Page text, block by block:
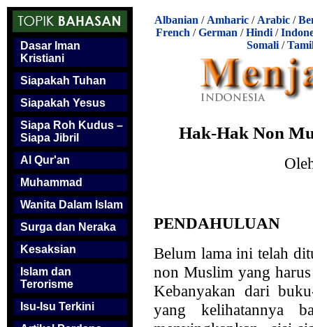
Dasar Iman
Kristiani
Siapakah Tuhan
Siapakah Yesus
Siapa Roh Kudus –
Siapa Jibril
Al Qur'an
Muhammad
Wanita Dalam Islam
Surga dan Neraka
Kesaksian
Islam dan
Terorisme
Isu-Isu Terkini
Albanian / Amharic / Arabic /
French /German /Hindi /
Somali/
Hak-Hak Non
PENDAHULUAN
Belum lama ini telah
non Muslim yang
Kebanyakan dari
yang kelihatannya